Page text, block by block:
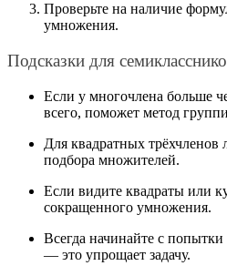
Проверьте на наличие
умножения.
Подсказки для
Если у многочлена больше
всего, поможет метод
Для квадратных трёхчленов
подбора множителей.
Если видите квадраты или
сокращенного умножения.
Всегда начинайте с
— это упрощает задачу.